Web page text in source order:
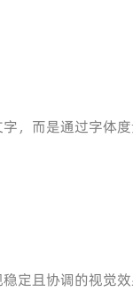
，而是通过字体
定且协调的视觉效